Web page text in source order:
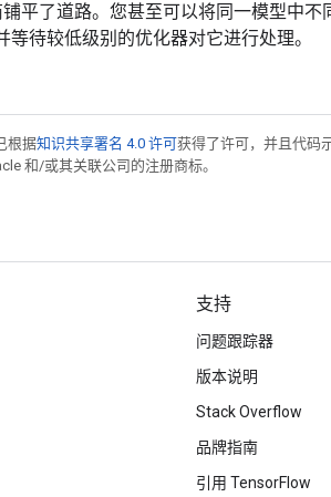
平了道路。您甚至可以将同一模型中
待较低级别的优化器对它进行处理。
根据知识共享署名 4.0 许可获得了许可，并且代码
和/或其关联公司的注册商标。
支持
问题跟踪器
版本说明
Stack Overflow
品牌指南
引用 TensorFlow